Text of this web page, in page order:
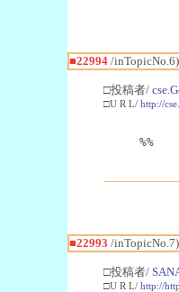
■22994/inTopicNo.6)
□投稿者/
□U R L/ http://
%%
■22993 /inTopicNo.7)
□投稿者/
□U R L/ http://